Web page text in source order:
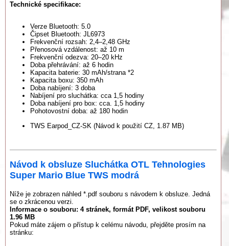
Technické specifikace:
Verze Bluetooth: 5.0
Čipset Bluetooth: JL6973
Frekvenční rozsah: 2,4–2,48 GHz
Přenosová vzdálenost: až 10 m
Frekvenční odezva: 20–20 kHz
Doba přehrávání: až 6 hodin
Kapacita baterie: 30 mAh/strana *2
Kapacita boxu: 350 mAh
Doba nabíjení: 3 doba
Nabíjení pro sluchátka: cca 1,5 hodiny
Doba nabíjení pro box: cca. 1,5 hodiny
Pohotovostní doba: až 180 hodin
TWS Earpod_CZ-SK (Návod k použití CZ, 1.87 MB)
Návod k obsluze Sluchátka OTL Tehnologies
Super Mario Blue TWS modrá
Níže je zobrazen náhled *.pdf souboru s návodem k obsluze. Jedná
se o zkrácenou verzi.
Informace o souboru: 4 stránek, formát PDF, velikost souboru
1.96 MB
Pokud máte zájem o přístup k celému návodu, přejděte prosím na
stránku: